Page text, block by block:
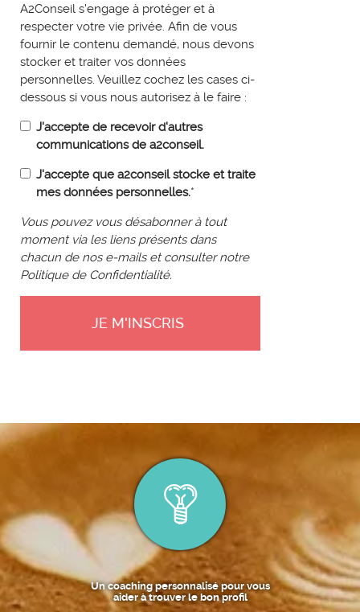
A2Conseil s'engage à protéger et à
respecter votre vie privée. Afin de vous
fournir le contenu demandé, nous devons
stocker et traiter vos données
personnelles. Veuillez cochez les cases ci-
dessous si vous nous autorisez à le faire :
J'accepte de recevoir d'autres
communications de a2conseil.
J'accepte que a2conseil stocke et traite
mes données personnelles.*
Vous pouvez vous désabonner à tout
moment via les liens présents dans
chacun de nos e-mails et consulter notre
Politique de Confidentialité.
Un coaching personnalisé pour vous
aider à trouver le bon profil